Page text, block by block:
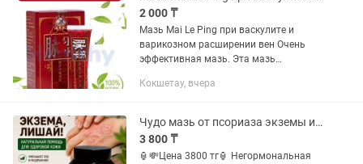
2 000 ₸
Мазь Mai Le Ping при васкулите и
варикозном расширении вен Очень
эффективная мазь. Эта мазь
ногах, при варикозе и заболевании
Кокшетау, вчера
Чудо мазь от псориаза экземы и лишая
3 800 ₸
🏮💸Цена 3800 тг🏮 Негормональная